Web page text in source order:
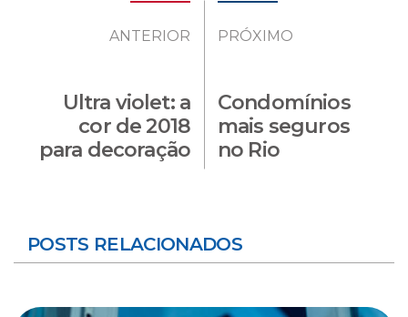
ANTERIOR
Ultra violet: a
cor de 2018
para decoração
PRÓXIMO
Condomínios
mais seguros
no Rio
POSTS RELACIONADOS